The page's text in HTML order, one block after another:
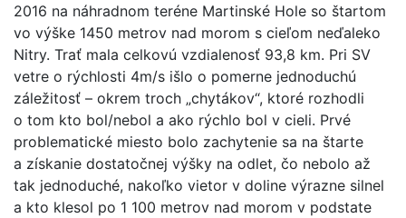
2016 na náhradnom teréne Martinské Hole so štartom
vo výške 1450 metrov nad morom s cieľom neďaleko
Nitry. Trať mala celkovú vzdialenosť 93,8 km. Pri SV
vetre o rýchlosti 4m/s išlo o pomerne jednoduchú
záležitosť – okrem troch „chytákov“, ktoré rozhodli
o tom kto bol/nebol a ako rýchlo bol v cieli. Prvé
problematické miesto bolo zachytenie sa na štarte
a získanie dostatočnej výšky na odlet, čo nebolo až
tak jednoduché, nakoľko vietor v doline výrazne silnel
a kto klesol po 1 100 metrov nad morom v podstate